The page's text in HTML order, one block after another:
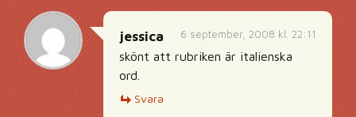
6 september, 2008 kl. 22:11
jessica
skönt att rubriken är italienska
ord.
Svara